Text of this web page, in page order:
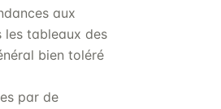
aux
les tableaux des
bien toléré
par de